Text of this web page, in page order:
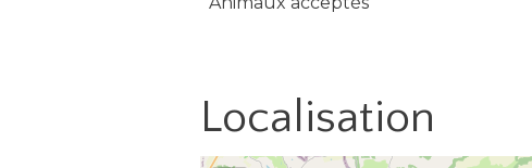
Localisation